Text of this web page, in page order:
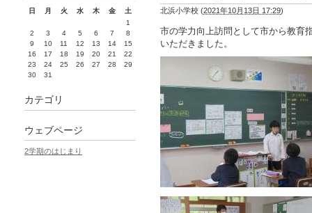
北浜小学校 (2021年10月13日 17:29)
市の学力向上訪問として市から教育
いただきました。
日 月 火 水 木 金
土
1
2
3 4 5 6 7
8
9
10 11 12 13 14
15
16
17 18 19 20 21
22
23
24 25 26 27 28
29
30
31
カテゴリ
ウェブページ
2学期のはじまり